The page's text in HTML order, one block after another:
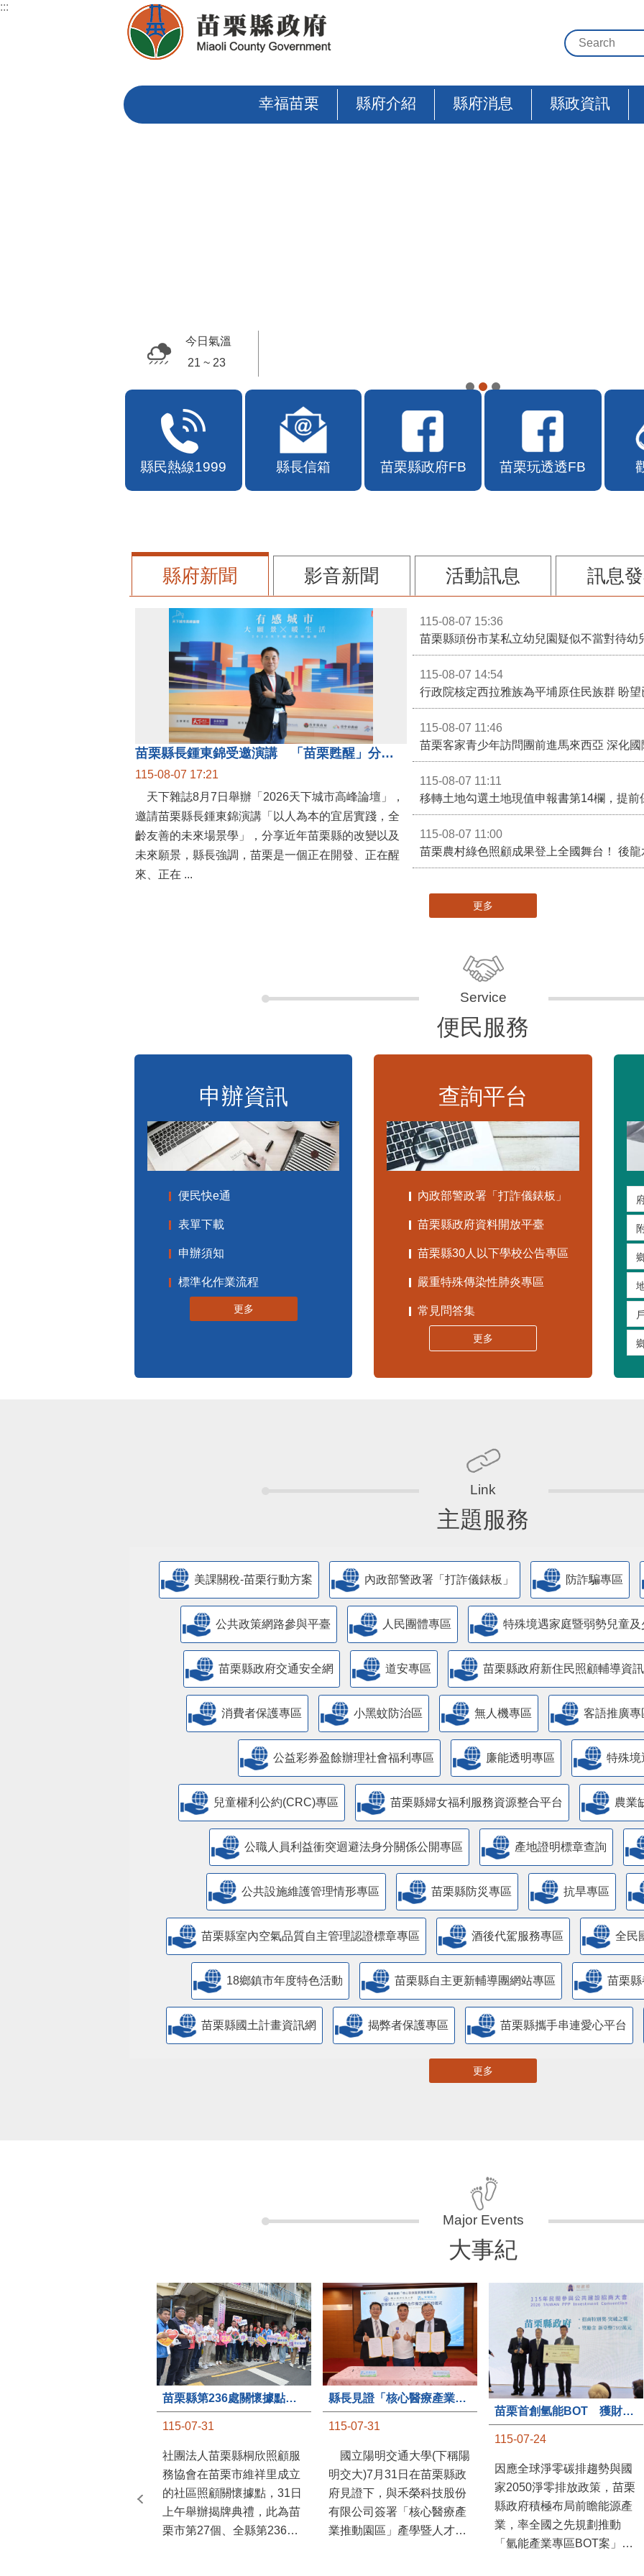
跳到主要內容區塊
:::
幸福苗栗 縣府介紹 縣府消息 縣政資訊
今日氣溫
21 ~ 23
縣民熱線1999 縣長信箱 苗栗縣政府FB 苗栗玩透透FB
縣府新聞 影音新聞 活動訊息 訊息
苗栗縣長鍾東錦受邀演講 「苗栗甦醒」分享近年轉變
115-08-07 17:21
天下雜誌8月7日舉辦「2026天下城市高峰論壇」，
邀請苗栗縣長鍾東錦演講「以人為本的宜居實踐，全
齡友善的未來場景學」，分享近年苗栗縣的改變以及
未來願景，縣長強調，苗栗是一個正在開發、正在醒
來、正在 ...
115-08-07 15:36
苗栗縣頭份市某私立幼兒園疑似不當對待幼
115-08-07 14:54
115-08-07 11:46
苗栗客家青少年訪問團前進馬來西亞 深化
115-08-07 11:11
移轉土地勾選土地現值申報書第14欄，提前
115-08-07 11:00
更多
便民服務
申辦資訊
便民快e通
表單下載
申辦須知
標準化作業流程
更多
查詢平台
內政部警政署「打詐儀錶板」
苗栗縣政府資料開放平臺
苗栗縣30人以下學校公告專區
嚴重特殊傳染性肺炎專區
常見問答集
更多
主題服務
美課關稅-苗栗行動方案 內政部警政署「打詐儀錶板」 防詐騙專區
公共政策網路參與平臺 人民團體專區 特殊境遇家庭暨弱勢兒童
苗栗縣政府交通安全網 道安專區 苗栗縣政府新住民照顧輔導資
消費者保護專區 小黑蚊防治區 無人機專區 客語推廣專
公益彩券盈餘辦理社會福利專區 廉能透明專區 特殊境
兒童權利公約(CRC)專區 苗栗縣婦女福利服務資源整合平台 農業
公職人員利益衝突迴避法身分關係公開專區 產地證明標章查詢
​公共設施維護管理情形專區 苗栗縣防災專區 抗旱專區
苗栗縣室內空氣品質自主管理認證標章專區 酒後代駕服務專區 全民
18鄉鎮市年度特色活動 苗栗縣自主更新輔導團網站專區 苗栗
苗栗縣國土計畫資訊網 揭弊者保護專區 苗栗縣攜手串連愛心平台
更多
大事紀
苗栗縣第236處關懷據點在苗栗市維祥里揭牌
115-07-31
社團法人苗栗縣桐欣照顧服
務協會在苗栗市維祥里成立
的社區照顧關懷據點，31日
上午舉辦揭牌典禮，此為苗
栗市第27個、全縣第236處
縣長見證「核心醫療產業推動園區」產學合作簽約儀式
115-07-31
國立陽明交通大學(下稱陽
明交大)7月31日在苗栗縣政
府見證下，與禾榮科技股份
有限公司簽署「核心醫療產
業推動園區」產學暨人才培
苗栗首創氫能BOT 獲財政部「突破之翼」肯定
115-07-24
因應全球淨零碳排趨勢與國
家2050淨零排放政策，苗栗
縣政府積極布局前瞻能源產
業，率全國之先規劃推動
「氫能產業專區BOT案」，